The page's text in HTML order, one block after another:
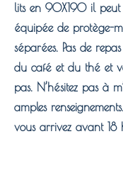
lits en 90X190 il peut
équipée de protège-
séparées. Pas de
du café et du thé et
pas. N’hésitez pas à
amples
vous arrivez avant 18